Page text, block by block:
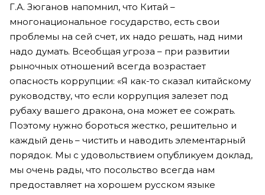
Г.А. Зюганов напомнил, что Китай –
многонациональное государство, есть свои
проблемы на сей счет, их надо решать, над ними
надо думать. Всеобщая угроза – при развитии
рыночных отношений всегда возрастает
опасность коррупции: «Я как-то сказал китайскому
руководству, что если коррупция залезет под
рубаху вашего дракона, она может ее сожрать.
Поэтому нужно бороться жестко, решительно и
каждый день – чистить и наводить элементарный
порядок. Мы с удовольствием опубликуем доклад,
мы очень рады, что посольство всегда нам
предоставляет на хорошем русском языке